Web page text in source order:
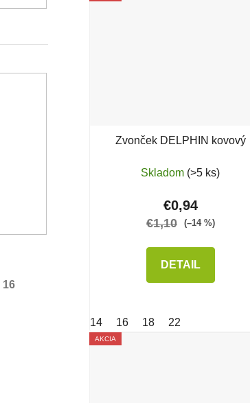
16
Zvonček DELPHIN kovový
Skladom (>5 ks)
€0,94
€1,10 (–14 %)
DETAIL
14 16 18 22
AKCIA